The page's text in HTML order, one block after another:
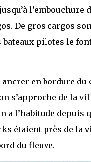
l’embouchure
De gros cargos
bateaux pilotes le
en bordure du
s’approche de la
a l’habitude depuis
étaient près de la
du fleuve.